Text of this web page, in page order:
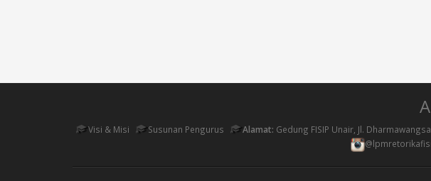
Visi & Misi Susunan Pengurus Alamat: Gedung FISIP Unair, Jl.